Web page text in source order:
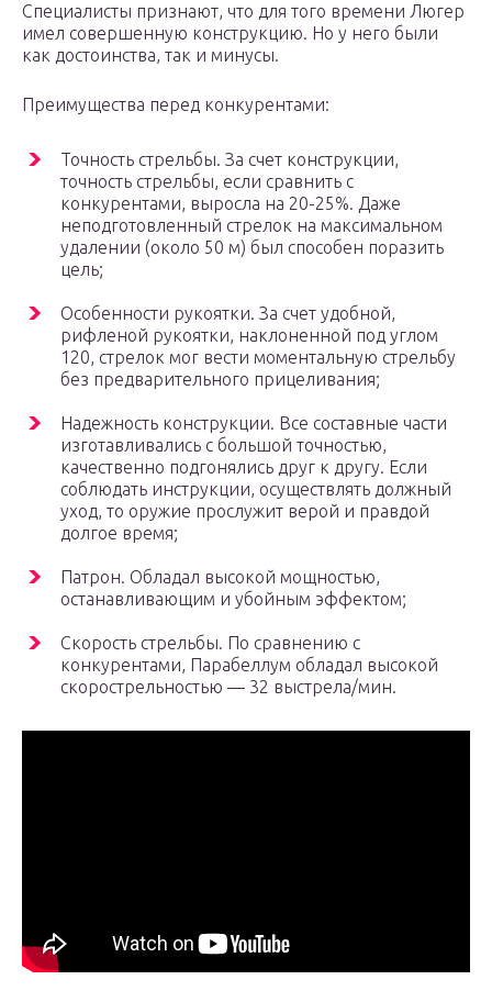
Специалисты признают, что для того времени Люгер
имел совершенную конструкцию. Но у него были
как достоинства, так и минусы.
Преимущества перед конкурентами:
Точность стрельбы. За счет конструкции,
точность стрельбы, если сравнить с
конкурентами, выросла на 20-25%. Даже
неподготовленный стрелок на максимальном
удалении (около 50 м) был способен поразить
цель;
Особенности рукоятки. За счет удобной,
рифленой рукоятки, наклоненной под углом
120, стрелок мог вести моментальную стрельбу
без предварительного прицеливания;
Надежность конструкции. Все составные части
изготавливались с большой точностью,
качественно подгонялись друг к другу. Если
соблюдать инструкции, осуществлять должный
уход, то оружие прослужит верой и правдой
долгое время;
Патрон. Обладал высокой мощностью,
останавливающим и убойным эффектом;
Скорость стрельбы. По сравнению с
конкурентами, Парабеллум обладал высокой
скорострельностью — 32 выстрела/мин.